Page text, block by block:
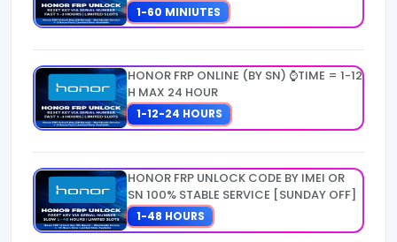
1-60 MINIUTES
HONOR FRP ONLINE (BY SN) ⌚TIME = 1-12
H MAX 24 HOUR
1-12-24 HOURS
HONOR FRP UNLOCK CODE BY IMEI OR
SN 100% STABLE SERVICE [SUNDAY OFF]
1-48 HOURS